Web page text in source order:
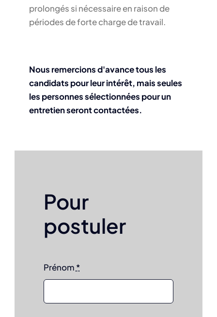
prolongés si nécessaire en raison de
périodes de forte charge de travail.
Nous remercions d'avance tous les
candidats pour leur intérêt, mais seules
les personnes sélectionnées pour un
entretien seront contactées.
Pour
postuler
Prénom *